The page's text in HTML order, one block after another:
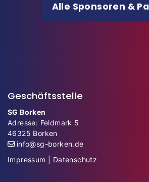
Alle Sponsoren &
Geschäftsstelle
SG Borken
Adresse: Feldmark 5
46325 Borken
info@sg-borken.de
Impressum
Datenschutz